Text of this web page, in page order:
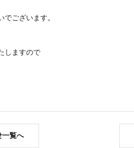
ございます。
しますので
一覧へ